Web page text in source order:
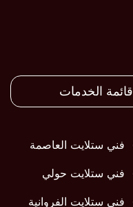
قائمة الخدمات
فني ستلايت العاصمة
فني ستلايت حولي
فني ستلايت الفروانية